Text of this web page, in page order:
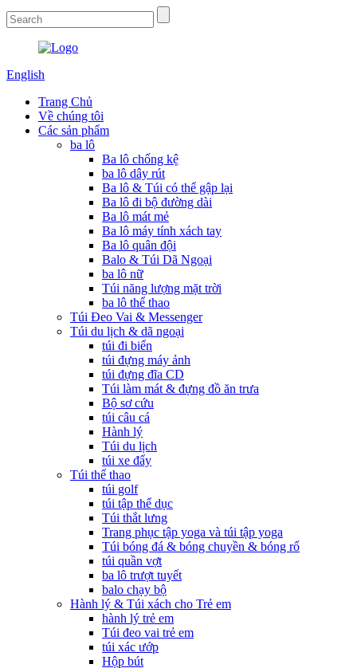
English
Trang Chủ
Về chúng tôi
Các sản phẩm
ba lô
Ba lô chống kệ
ba lô dây rút
Ba lô & Túi có thể gập lại
Ba lô đi bộ đường dài
Ba lô mát mẻ
Ba lô máy tính xách tay
Ba lô quân đội
Balo & Túi Dã Ngoại
ba lô nữ
Túi năng lượng mặt trời
ba lô thể thao
Túi Đeo Vai & Messenger
Túi du lịch & dã ngoại
túi đi biển
túi đựng máy ảnh
túi đựng đĩa CD
Túi làm mát & đựng đồ ăn trưa
Bộ sơ cứu
túi câu cá
Hành lý
Túi du lịch
túi xe đẩy
Túi thể thao
túi golf
túi tập thể dục
Túi thắt lưng
Trang phục tập yoga và túi tập yoga
Túi bóng đá & bóng chuyền & bóng rổ
túi quần vợt
ba lô trượt tuyết
balo chạy bộ
Hành lý & Túi xách cho Trẻ em
hành lý trẻ em
Túi đeo vai trẻ em
túi xác ướp
Hộp bút